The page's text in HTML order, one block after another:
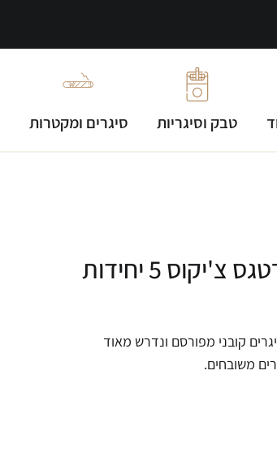
טבק וסיגריות סיגרים ומקטרות
5 יחידות
קובני מפורסם ונדרש מאוד
משובחים.